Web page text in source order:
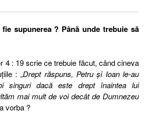
supunerea ? Până unde trebuie să
4 : 19 scrie ce trebuie făcut, când cineva
: „Drept răspuns, Petru şi Ioan le-au
singuri dacă este drept înaintea lui
mai mult de voi decât de Dumnezeu
vorba ?